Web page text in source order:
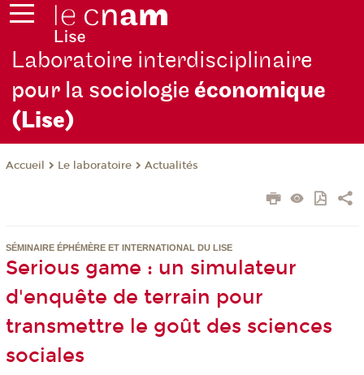
Laboratoire interdisciplinaire
pour la sociologieéconomique
(Lise)
Accueil Le laboratoire Actualités
SÉMINAIRE ÉPHÉMÈRE ET INTERNATIONAL DU LISE
Serious game : un simulateur
d'enquête de terrain pour
transmettre le goût des sciences
sociales